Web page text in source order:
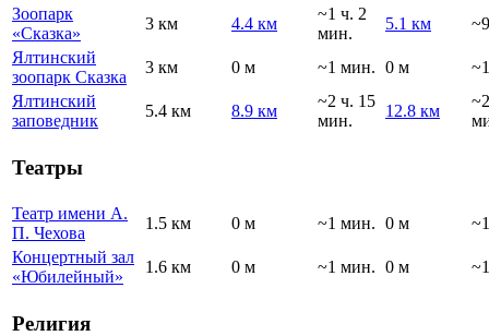
Зоопарк
«Сказка»
3 км 4.4 км
~1 ч. 2
мин.
5.1 км
Ялтинский
зоопарк Сказка
3 км 0 м ~1 мин. 0 м
Ялтинский
заповедник
5.4 км 8.9 км
~2 ч. 15
мин.
12.8 км
Театры
Театр имени А.
П. Чехова
1.5 км 0 м ~1 мин. 0 м
Концертный зал
«Юбилейный»
1.6 км 0 м ~1 мин. 0 м
Религия